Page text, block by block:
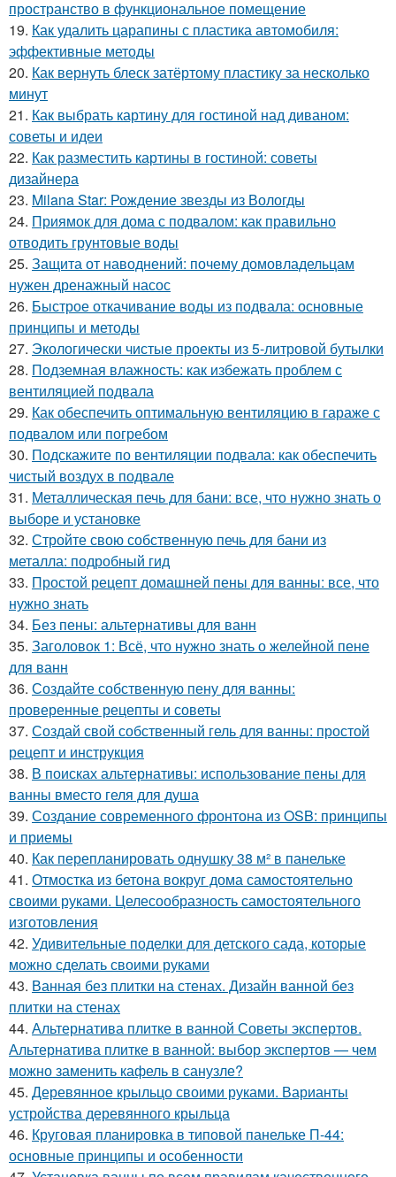
пространство в функциональное помещение
19. Как удалить царапины с пластика автомобиля:
эффективные методы
20. Как вернуть блеск затёртому пластику за несколько
минут
21. Как выбрать картину для гостиной над диваном:
советы и идеи
22. Как разместить картины в гостиной: советы
дизайнера
23. Milana Star: Рождение звезды из Вологды
24. Приямок для дома с подвалом: как правильно
отводить грунтовые воды
25. Защита от наводнений: почему домовладельцам
нужен дренажный насос
26. Быстрое откачивание воды из подвала: основные
принципы и методы
27. Экологически чистые проекты из 5-литровой бутылки
28. Подземная влажность: как избежать проблем с
вентиляцией подвала
29. Как обеспечить оптимальную вентиляцию в гараже с
подвалом или погребом
30. Подскажите по вентиляции подвала: как обеспечить
чистый воздух в подвале
31. Металлическая печь для бани: все, что нужно знать о
выборе и установке
32. Стройте свою собственную печь для бани из
металла: подробный гид
33. Простой рецепт домашней пены для ванны: все, что
нужно знать
34. Без пены: альтернативы для ванн
35. Заголовок 1: Всё, что нужно знать о желейной пенe
для ванн
36. Создайте собственную пену для ванны:
проверенные рецепты и советы
37. Создай свой собственный гель для ванны: простой
рецепт и инструкция
38. В поисках альтернативы: использование пены для
ванны вместо геля для душа
39. Создание современного фронтона из OSB: принципы
и приемы
40. Как перепланировать однушку 38 м² в панельке
41. Отмостка из бетона вокруг дома самостоятельно
своими руками. Целесообразность самостоятельного
изготовления
42. Удивительные поделки для детского сада, которые
можно сделать своими руками
43. Ванная без плитки на стенах. Дизайн ванной без
плитки на стенах
44. Альтернатива плитке в ванной Советы экспертов.
Альтернатива плитке в ванной: выбор экспертов — чем
можно заменить кафель в санузле?
45. Деревянное крыльцо своими руками. Варианты
устройства деревянного крыльца
46. Круговая планировка в типовой панельке П-44:
основные принципы и особенности